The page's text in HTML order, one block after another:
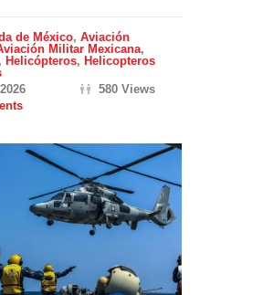
de México, Aviación
Militar Mexicana,
Helicópteros, Helicopteros
580 Views